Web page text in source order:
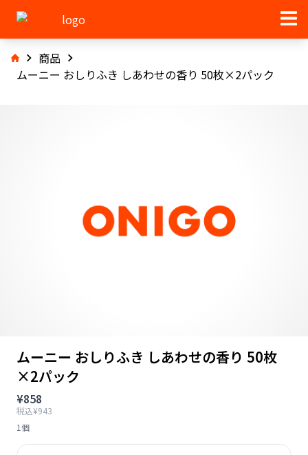
商品
ムーニー おしりふき しあわせの香り 50枚×2パック
ムーニー おしりふき しあわせの香り 50枚
×2パック
¥858
税込¥943
1個